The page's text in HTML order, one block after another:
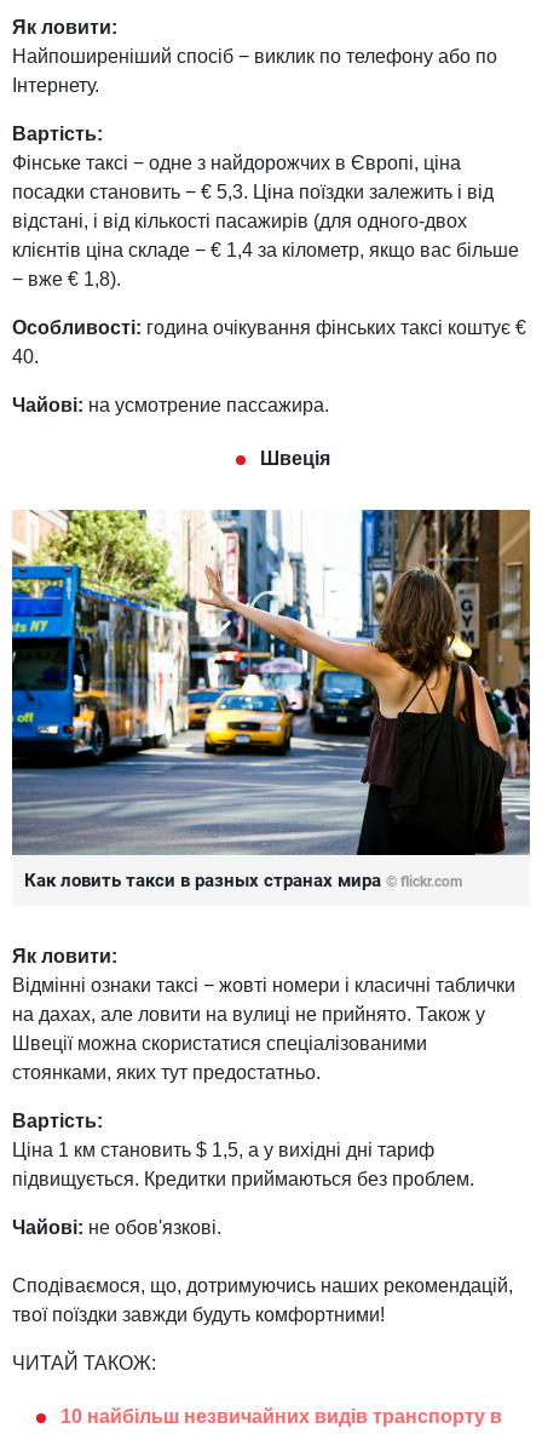
Як ловити:
Найпоширеніший спосіб − виклик по телефону або по
Інтернету.
Вартість:
Фінське таксі − одне з найдорожчих в Європі, ціна
посадки становить − € 5,3. Ціна поїздки залежить і від
відстані, і від кількості пасажирів (для одного-двох
клієнтів ціна складе − € 1,4 за кілометр, якщо вас більше
− вже € 1,8).
Особливості: годинa очікування фінських таксі коштує €
40.
Чайові: на усмотрение пассажира.
Швеція
Как ловить такси в разных странах мира © flickr.com
Як ловити:
Відмінні ознаки таксі − жовті номери і класичні таблички
на дахах, але ловити на вулиці не прийнято. Також у
Швеції можна скористатися спеціалізованими
стоянками, яких тут предостатньо.
Вартість:
Ціна 1 км становить $ 1,5, а у вихідні дні тариф
підвищується. Кредитки приймаються без проблем.
Чайові: не обов'язкові.
Сподіваємося, що, дотримуючись наших рекомендацій,
твої поїздки завжди будуть комфортними!
ЧИТАЙ ТАКОЖ:
10 найбільш незвичайних видів транспорту в